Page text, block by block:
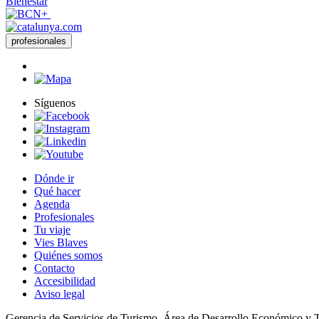
profesionales
Síguenos
Dónde ir
Qué hacer
Agenda
Profesionales
Tu viaje
Vies Blaves
Quiénes somos
Contacto
Accesibilidad
Aviso legal